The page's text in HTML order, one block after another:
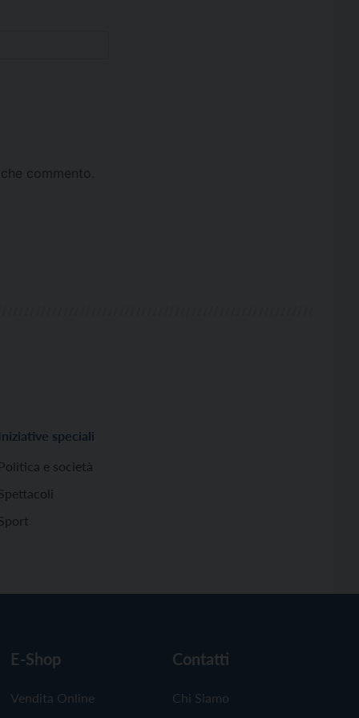
commento.
Iniziative speciali
Politica e società
E-Shop
Vendita Online
Contatti
Chi Siamo